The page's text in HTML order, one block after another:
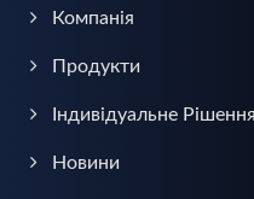
Компанія
Продукти
Індивідуальне Рішення
Новини